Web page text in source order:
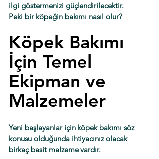
ilgi göstermenizi güçlendirilecektir.
Peki bir köpeğin bakımı nasıl olur?
Köpek Bakımı
İçin Temel
Ekipman ve
Malzemeler
Yeni başlayanlar için köpek bakımı söz
konusu olduğunda ihtiyacınız olacak
birkaç basit malzeme vardır.